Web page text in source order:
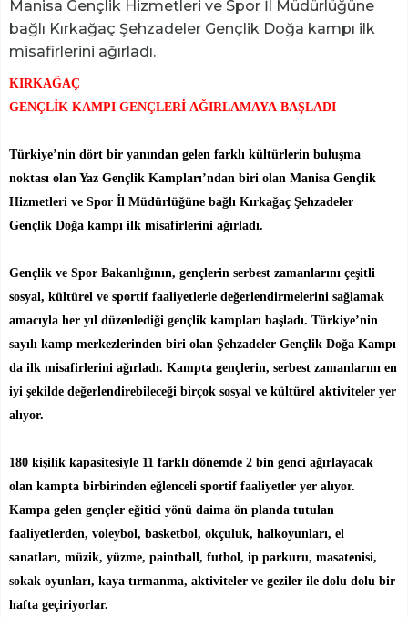
Manisa Gençlik Hizmetleri ve Spor İl Müdürlüğüne
bağlı Kırkağaç Şehzadeler Gençlik Doğa kampı ilk
misafirlerini ağırladı.
KIRKAĞAÇ
GENÇLİK KAMPI GENÇLERİ AĞIRLAMAYA BAŞLADI
Türkiye’nin dört bir yanından gelen farklı kültürlerin buluşma
noktası olan Yaz Gençlik Kampları’ndan biri olan Manisa Gençlik
Hizmetleri ve Spor İl Müdürlüğüne bağlı Kırkağaç Şehzadeler
Gençlik Doğa kampı ilk misafirlerini ağırladı.
Gençlik ve Spor Bakanlığının, gençlerin serbest zamanlarını çeşitli
sosyal, kültürel ve sportif faaliyetlerle değerlendirmelerini sağlamak
amacıyla her yıl düzenlediği gençlik kampları başladı. Türkiye’nin
sayılı kamp merkezlerinden biri olan Şehzadeler Gençlik Doğa Kampı
da ilk misafirlerini ağırladı. Kampta gençlerin, serbest zamanlarını en
iyi şekilde değerlendirebileceği birçok sosyal ve kültürel aktiviteler yer
alıyor.
180 kişilik kapasitesiyle 11 farklı dönemde 2 bin genci ağırlayacak
olan kampta birbirinden eğlenceli sportif faaliyetler yer alıyor.
Kampa gelen gençler eğitici yönü daima ön planda tutulan
faaliyetlerden, voleybol, basketbol, okçuluk, halkoyunları, el
sanatları, müzik, yüzme, paintball, futbol, ip parkuru, masatenisi,
sokak oyunları, kaya tırmanma, aktiviteler ve geziler ile dolu dolu bir
hafta geçiriyorlar.